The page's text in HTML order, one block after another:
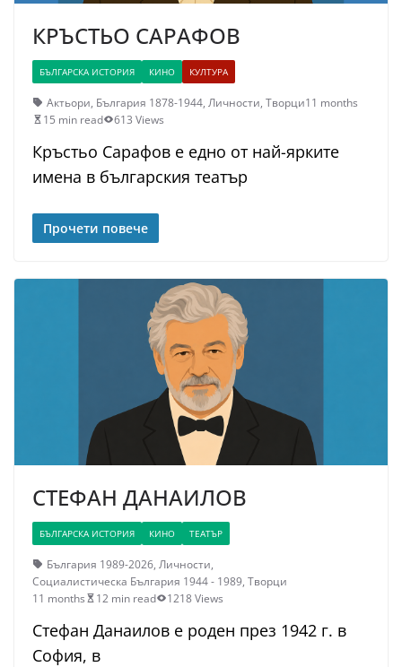
КРЪСТЬО САРАФОВ
БЪЛГАРСКА ИСТОРИЯ КИНО КУЛТУРА
Актьори, България 1878-1944, Личности, Творци11 months
15 min read
613 Views
Кръстьо Сарафов е едно от най-ярките
имена в българския театър
Прочети повече
СТЕФАН ДАНАИЛОВ
БЪЛГАРСКА ИСТОРИЯ КИНО ТЕАТЪР
България 1989-2026, Личности,
Социалистическа България 1944 - 1989, Творци
11 months
12 min read 1218 Views
Стефан Данаилов е роден през 1942 г. в
София, в